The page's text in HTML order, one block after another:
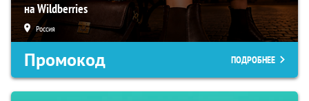
на Wildberries
Россия
Промокод ПОДРОБНЕЕ